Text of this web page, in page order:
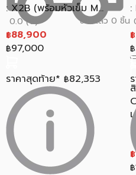
฿
฿
: X2B (พร้อมหัวเข็ม M...
0.0 (0) ขายแล้ว 0 ชิ้น
฿88,900
฿97,000
ราคาสุดท้าย* ฿82,353
:
฿
฿